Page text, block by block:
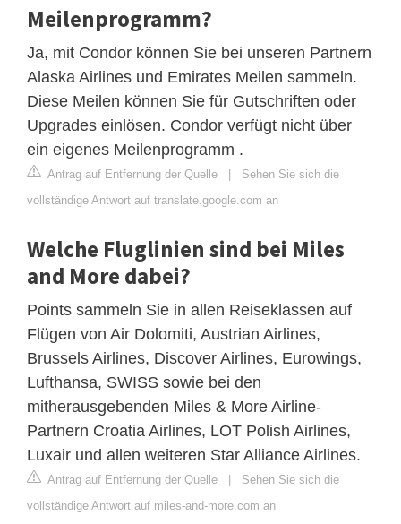
Meilenprogramm?
Ja, mit Condor können Sie bei unseren Partnern
Alaska Airlines und Emirates Meilen sammeln.
Diese Meilen können Sie für Gutschriften oder
Upgrades einlösen. Condor verfügt nicht über
ein eigenes Meilenprogramm .
Antrag auf Entfernung der Quelle | Sehen Sie sich die
vollständige Antwort auf translate.google.com an
Welche Fluglinien sind bei Miles
and More dabei?
Points sammeln Sie in allen Reiseklassen auf
Flügen von Air Dolomiti, Austrian Airlines,
Brussels Airlines, Discover Airlines, Eurowings,
Lufthansa, SWISS sowie bei den
mitherausgebenden Miles & More Airline-
Partnern Croatia Airlines, LOT Polish Airlines,
Luxair und allen weiteren Star Alliance Airlines.
Antrag auf Entfernung der Quelle | Sehen Sie sich die
vollständige Antwort auf miles-and-more.com an